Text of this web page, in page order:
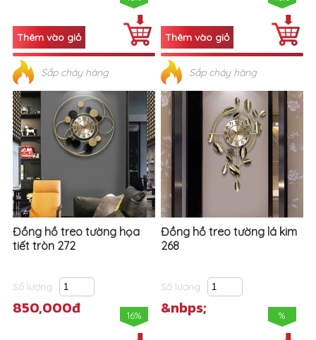
Sắp cháy hàng Sắp cháy hàng
Đồng hồ treo tường họa
tiết tròn 272
Số lượng
850,000đ 16%
Đồng hồ treo tường lá kim
268
Số lượng
&nbps; %